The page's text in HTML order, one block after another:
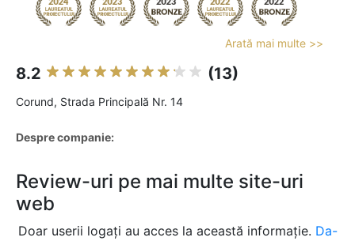
Arată mai multe >>
8.2 (13)
Corund, Strada Principală Nr. 14
Despre companie:
Review-uri pe mai multe site-uri
web
Doar userii logați au acces la această informație. Da-